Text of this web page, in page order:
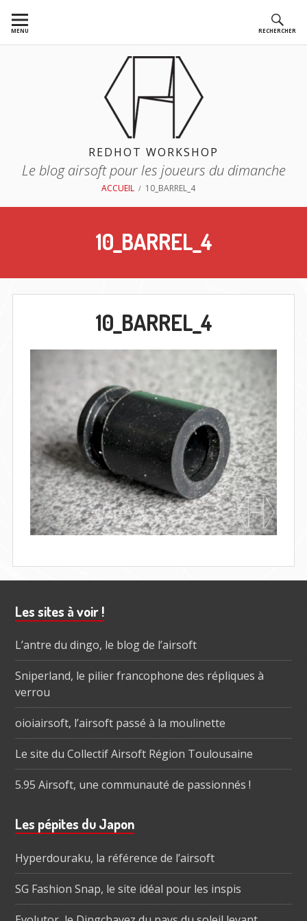
auMENU RECHERCHER
REDHOT WORKSHOP
Le blog airsoft pour les joueurs du dimanche
ACCUEIL 10_BARREL_4
10_BARREL_4
10_BARREL_4
Barre
subsidiaire
Les sites à voir !
L’antre du dingo, le blog de l’airsoft
Sniperland, le pilier francophone des répliques à
verrou
oioiairsoft, l’airsoft passé à la moulinette
Le site du Collectif Airsoft Région Toulousaine
5.95 Airsoft, une communauté de passionnés !
Les pépites du Japon
Hyperdouraku, la référence de l’airsoft
SG Fashion Snap, le site idéal pour les inspis